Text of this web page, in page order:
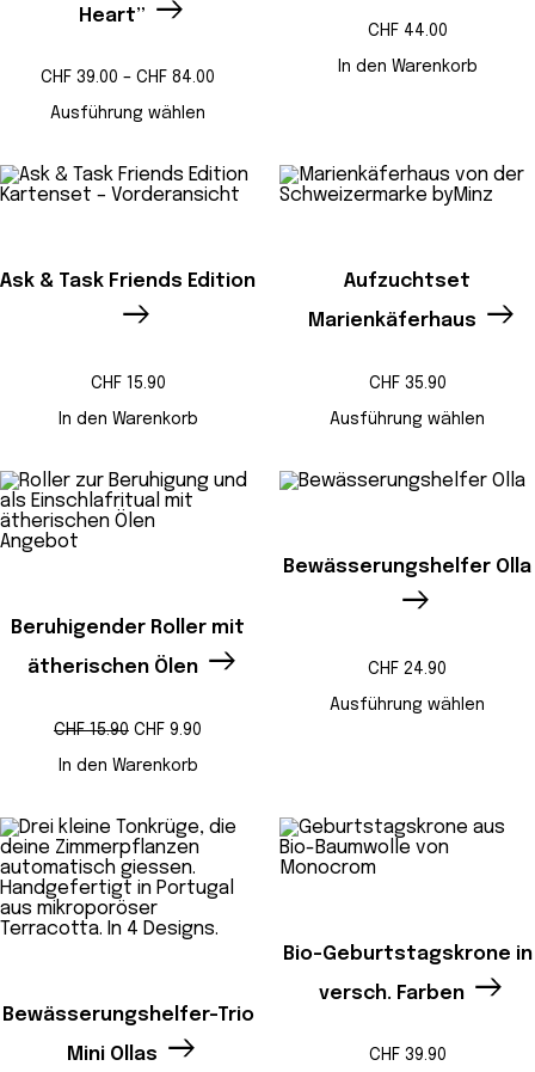
Heart”
CHF 39.00 – CHF 84.00
Ausführung wählen
CHF 44.00
In den Warenkorb
Ask & Task Friends Edition
CHF 15.90
In den Warenkorb
Aufzuchtset
Marienkäferhaus
CHF 35.90
Ausführung wählen
Angebot
Beruhigender Roller mit
ätherischen Ölen
CHF15.90 Ursprünglicher
war:
CHF 9.90
In den Warenkorb
Bewässerungshelfer Olla
CHF 24.90
Ausführung wählen
Bewässerungshelfer-Trio
Mini Ollas
Bio-Geburtstagskrone in
versch. Farben
CHF 39.90